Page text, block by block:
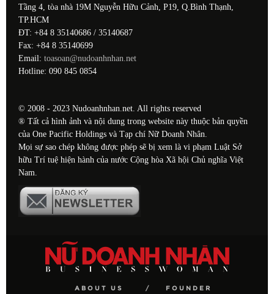
Tầng 4, tòa nhà 19M Nguyễn Hữu Cảnh, P19, Q.Bình Thạnh,
TP.HCM
ĐT: +84 8 35140686 / 35140687
Fax: +84 8 35140699
Email: toasoan@nudoanhnhan.net
Hotline: 090 845 0854
© 2008 - 2023 Nudoanhnhan.net. All rights reserved
® Tất cả hình ảnh và nội dung trong website này thuộc bản quyền
của One Pacific Holdings và Tạp chí Nữ Doanh Nhân.
Mọi sự sao chép không được phép sẽ bị xem là vi phạm Luật Sở
hữu Trí tuệ hiện hành của nước Cộng hòa Xã hội Chủ nghĩa Việt
Nam.
ABOUT US FOUNDER